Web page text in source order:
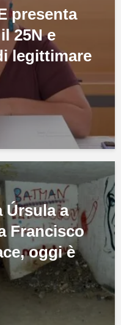
presenta
25N e
legittimare
Úrsula a
Francisco
oggi è